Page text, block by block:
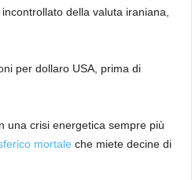
della valuta iraniana,
per dollaro USA, prima di
una crisi energetica sempre più
mortale che miete decine di